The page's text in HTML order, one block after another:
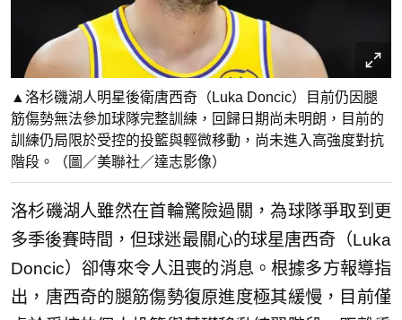
▲洛杉磯湖人明星後衛唐西奇（Luka Doncic）目前仍因腿
筋傷勢無法參加球隊完整訓練，回歸日期尚未明朗，目前的
訓練仍局限於受控的投籃與輕微移動，尚未進入高強度對抗
階段。（圖／美聯社／達志影像）
洛杉磯湖人雖然在首輪驚險過關，為球隊爭取到更
多季後賽時間，但球迷最關心的球星唐西奇（Luka
Doncic）卻傳來令人沮喪的消息。根據多方報導指
出，唐西奇的腿筋傷勢復原進度極其緩慢，目前僅